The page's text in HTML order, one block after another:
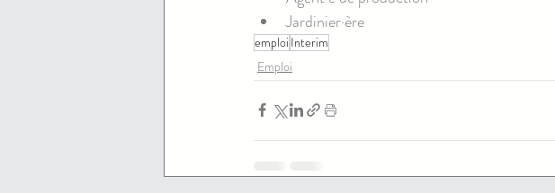
Jardinier·ère
emploi Interim
Emploi